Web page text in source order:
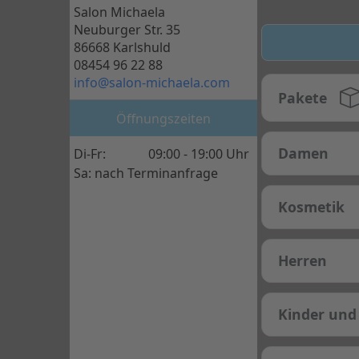
Salon Michaela
Neuburger Str. 35
86668 Karlshuld
08454 96 22 88
info@salon-michaela.com
Öffnungszeiten
Di-Fr:
09:00 - 19:00 Uhr
Sa: nach Terminanfrage
Pakete
Damen
Kosmetik
Herren
Kinder und